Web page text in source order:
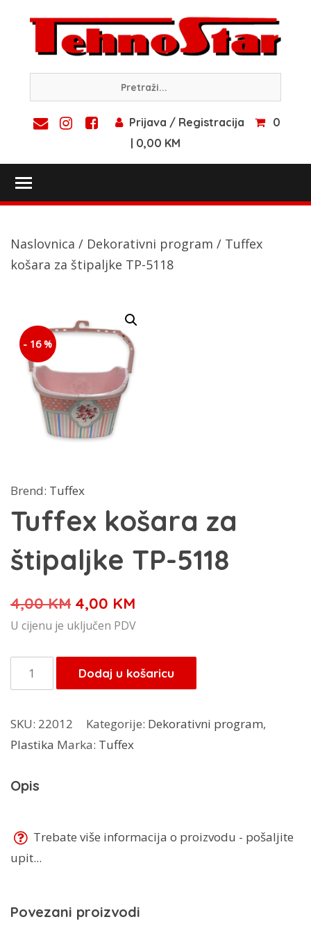
content
Prijava / Registracija
0
| 0,00 KM
Naslovnica / Dekorativni program / Tuffex
košara za štipaljke TP-5118
- 16 %
Brend: Tuffex
Tuffex košara za
štipaljke TP-5118
4,00KM Izvorna
cijena
je:
4,00 KM.
4,00 KM
cijena
4,00 KM.
U cijenu je uključen PDV
Tuffex
košara
štipaljke
TP-
količina
Dodaj u košaricu
SKU: 22012 Kategorije: Dekorativni program,
Plastika Marka: Tuffex
Opis
Trebate više informacija o proizvodu - pošaljite
upit...
Povezani proizvodi